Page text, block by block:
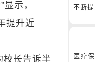
示，
提升近
校长告诉半
不断
医疗